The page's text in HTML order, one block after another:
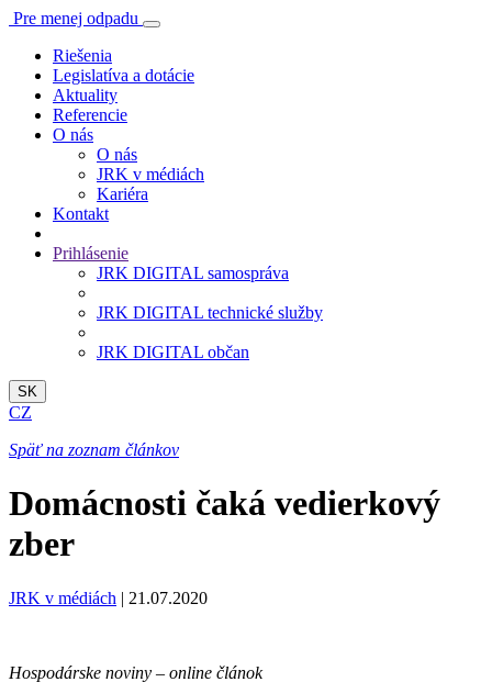
Pre menej odpadu
Riešenia
Legislatíva a dotácie
Aktuality
Referencie
O nás
O nás
JRK v médiách
Kariéra
Kontakt
Prihlásenie
JRK DIGITAL samospráva
JRK DIGITAL technické služby
JRK DIGITAL občan
SK
CZ
Späť na zoznam článkov
Domácnosti čaká vedierkový
zber
JRK v médiách | 21.07.2020
Hospodárske noviny – online článok